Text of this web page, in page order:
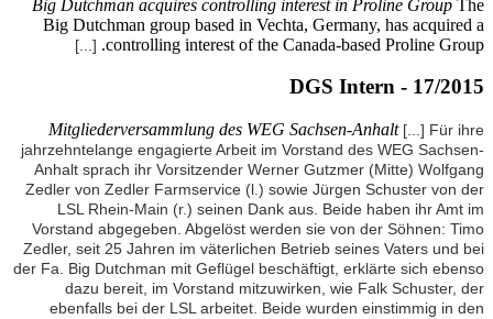
Big
Big
Anhalt
Zedler
LSL
Zedler,
der Fa. Big